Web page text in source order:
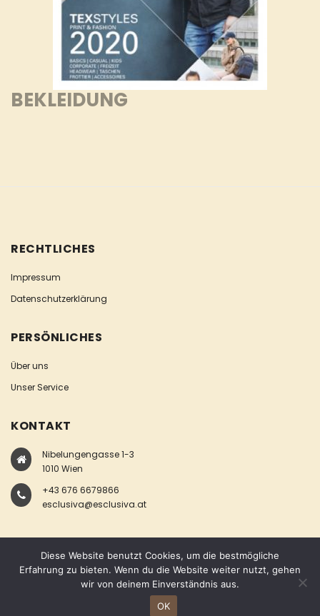
BEKLEIDUNG
RECHTLICHES
Impressum
Datenschutzerklärung
PERSÖNLICHES
Über uns
Unser Service
KONTAKT
Nibelungengasse 1-3
1010 Wien
+43 676 6679866
esclusiva@esclusiva.at
COPYRIGHT © ESCLUSIVA
Diese Website benutzt Cookies, um die bestmögliche
Erfahrung zu bieten. Wenn du die Website weiter nutzt, gehen
wir von deinem Einverständnis aus.
OK